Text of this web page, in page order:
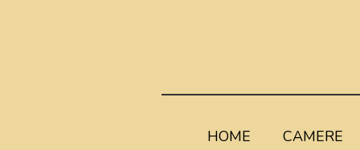
HOME CAMERE